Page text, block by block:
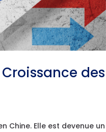
des
Chine. Elle est devenue un